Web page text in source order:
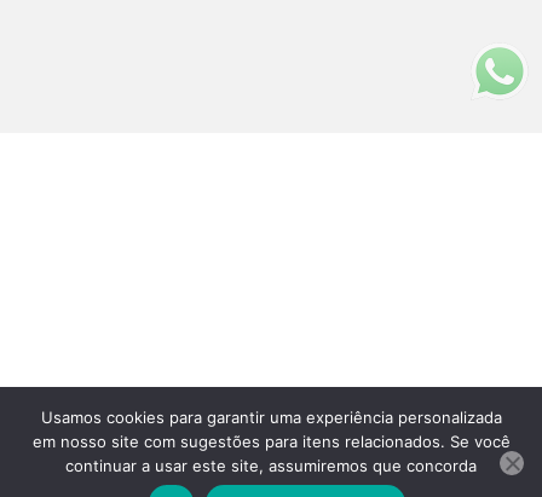
Fale Conosco
(11)3313-5200
Usamos cookies para garantir uma experiência personalizada
em nosso site com sugestões para itens relacionados. Se você
continuar a usar este site, assumiremos que concorda